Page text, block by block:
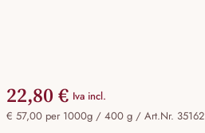
22,80 € Iva incl.
€ 57,00 per 1000g / 400 g / Art.Nr. 35162